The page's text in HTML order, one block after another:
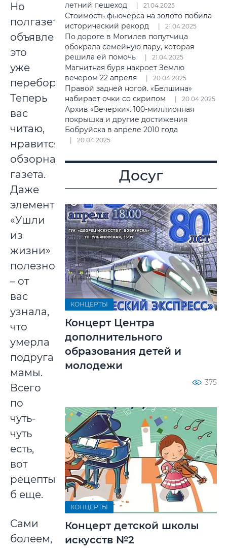
Но
полгазеты
объявлений
это
уже
перебор.
Теперь
вас
читаю,
нравится,
обзорная
газета.
Даже
элементарное
«Ушли
из
жизни»
полезно
– от
вас
узнала,
что
умерла
подруга
мамы.
Всего
по
чуть-
чуть
есть,
вот
рецепты
б еще.
Сами
болеем,
летний пешеход
21.04.2025
Стоимость фьючерса на золото побила
исторический рекорд
21.04.2025
По дороге в Могилев попутчица
обокрала семейную пару, которая
решила ей помочь
21.04.2025
Магнитная буря накроет Землю
вечером 22 апреля
20.04.2025
Правой задней ногой. «Белшина»
набирает очки со скрипом
20.04.2025
Архив «Вечерки». 100-миллионная
покрышка и другие достижения
Бобруйска в апреле 2010 года
20.04.2025
Досуг
КОНЦЕРТЫ
Концерт Центра
дополнительного
образования детей и
молодежи
375
КОНЦЕРТЫ
Концерт детской школы
искусств №2